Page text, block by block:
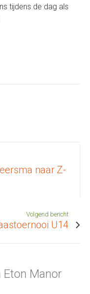
tijdens de dag als
naar Z-
Volgend bericht
U14
Eton Manor